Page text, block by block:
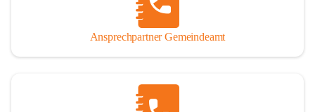
Ansprechpartner Gemeindeamt